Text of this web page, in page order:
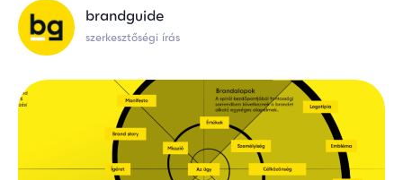
brandguide
szerkesztőségi írás